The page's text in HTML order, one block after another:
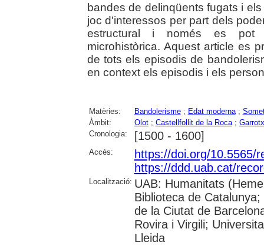
bandes de delinqüents fugats i
joc d'interessos per part dels
estructural i només es pot
microhistòrica. Aquest article es
de tots els episodis de
en context els episodis i els
Matèries: Bandolerisme; Edat moderna;
Àmbit:
Olot; Castellfollit de la Roca;
Cronologia:
[1500 - 1600]
Accés:
https://doi.org/10.5565/
https://ddd.uab.cat/
Localització: UAB: Humanitats
Biblioteca de
de la Ciutat de
Rovira i Virgili;
Lleida